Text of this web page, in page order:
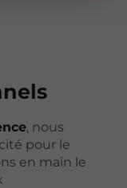
, nous
pour le
en main le